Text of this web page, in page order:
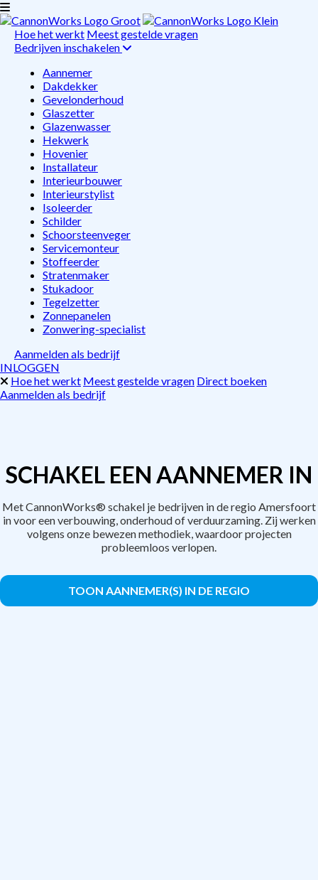
Hoe het werkt Meest gestelde vragen
Bedrijven inschakelen
Aannemer
Dakdekker
Gevelonderhoud
Glaszetter
Glazenwasser
Hekwerk
Hovenier
Installateur
Interieurbouwer
Interieurstylist
Isoleerder
Schilder
Schoorsteenveger
Servicemonteur
Stoffeerder
Stratenmaker
Stukadoor
Tegelzetter
Zonnepanelen
Zonwering-specialist
Aanmelden als bedrijf
INLOGGEN
Hoe het werkt Meest gestelde vragen Direct boeken
Aanmelden als bedrijf
SCHAKEL EEN AANNEMER IN
Met CannonWorks® schakel je bedrijven in de regio Amersfoort
in voor een verbouwing, onderhoud of verduurzaming. Zij werken
volgens onze bewezen methodiek, waardoor projecten
probleemloos verlopen.
TOON AANNEMER(S) IN DE REGIO